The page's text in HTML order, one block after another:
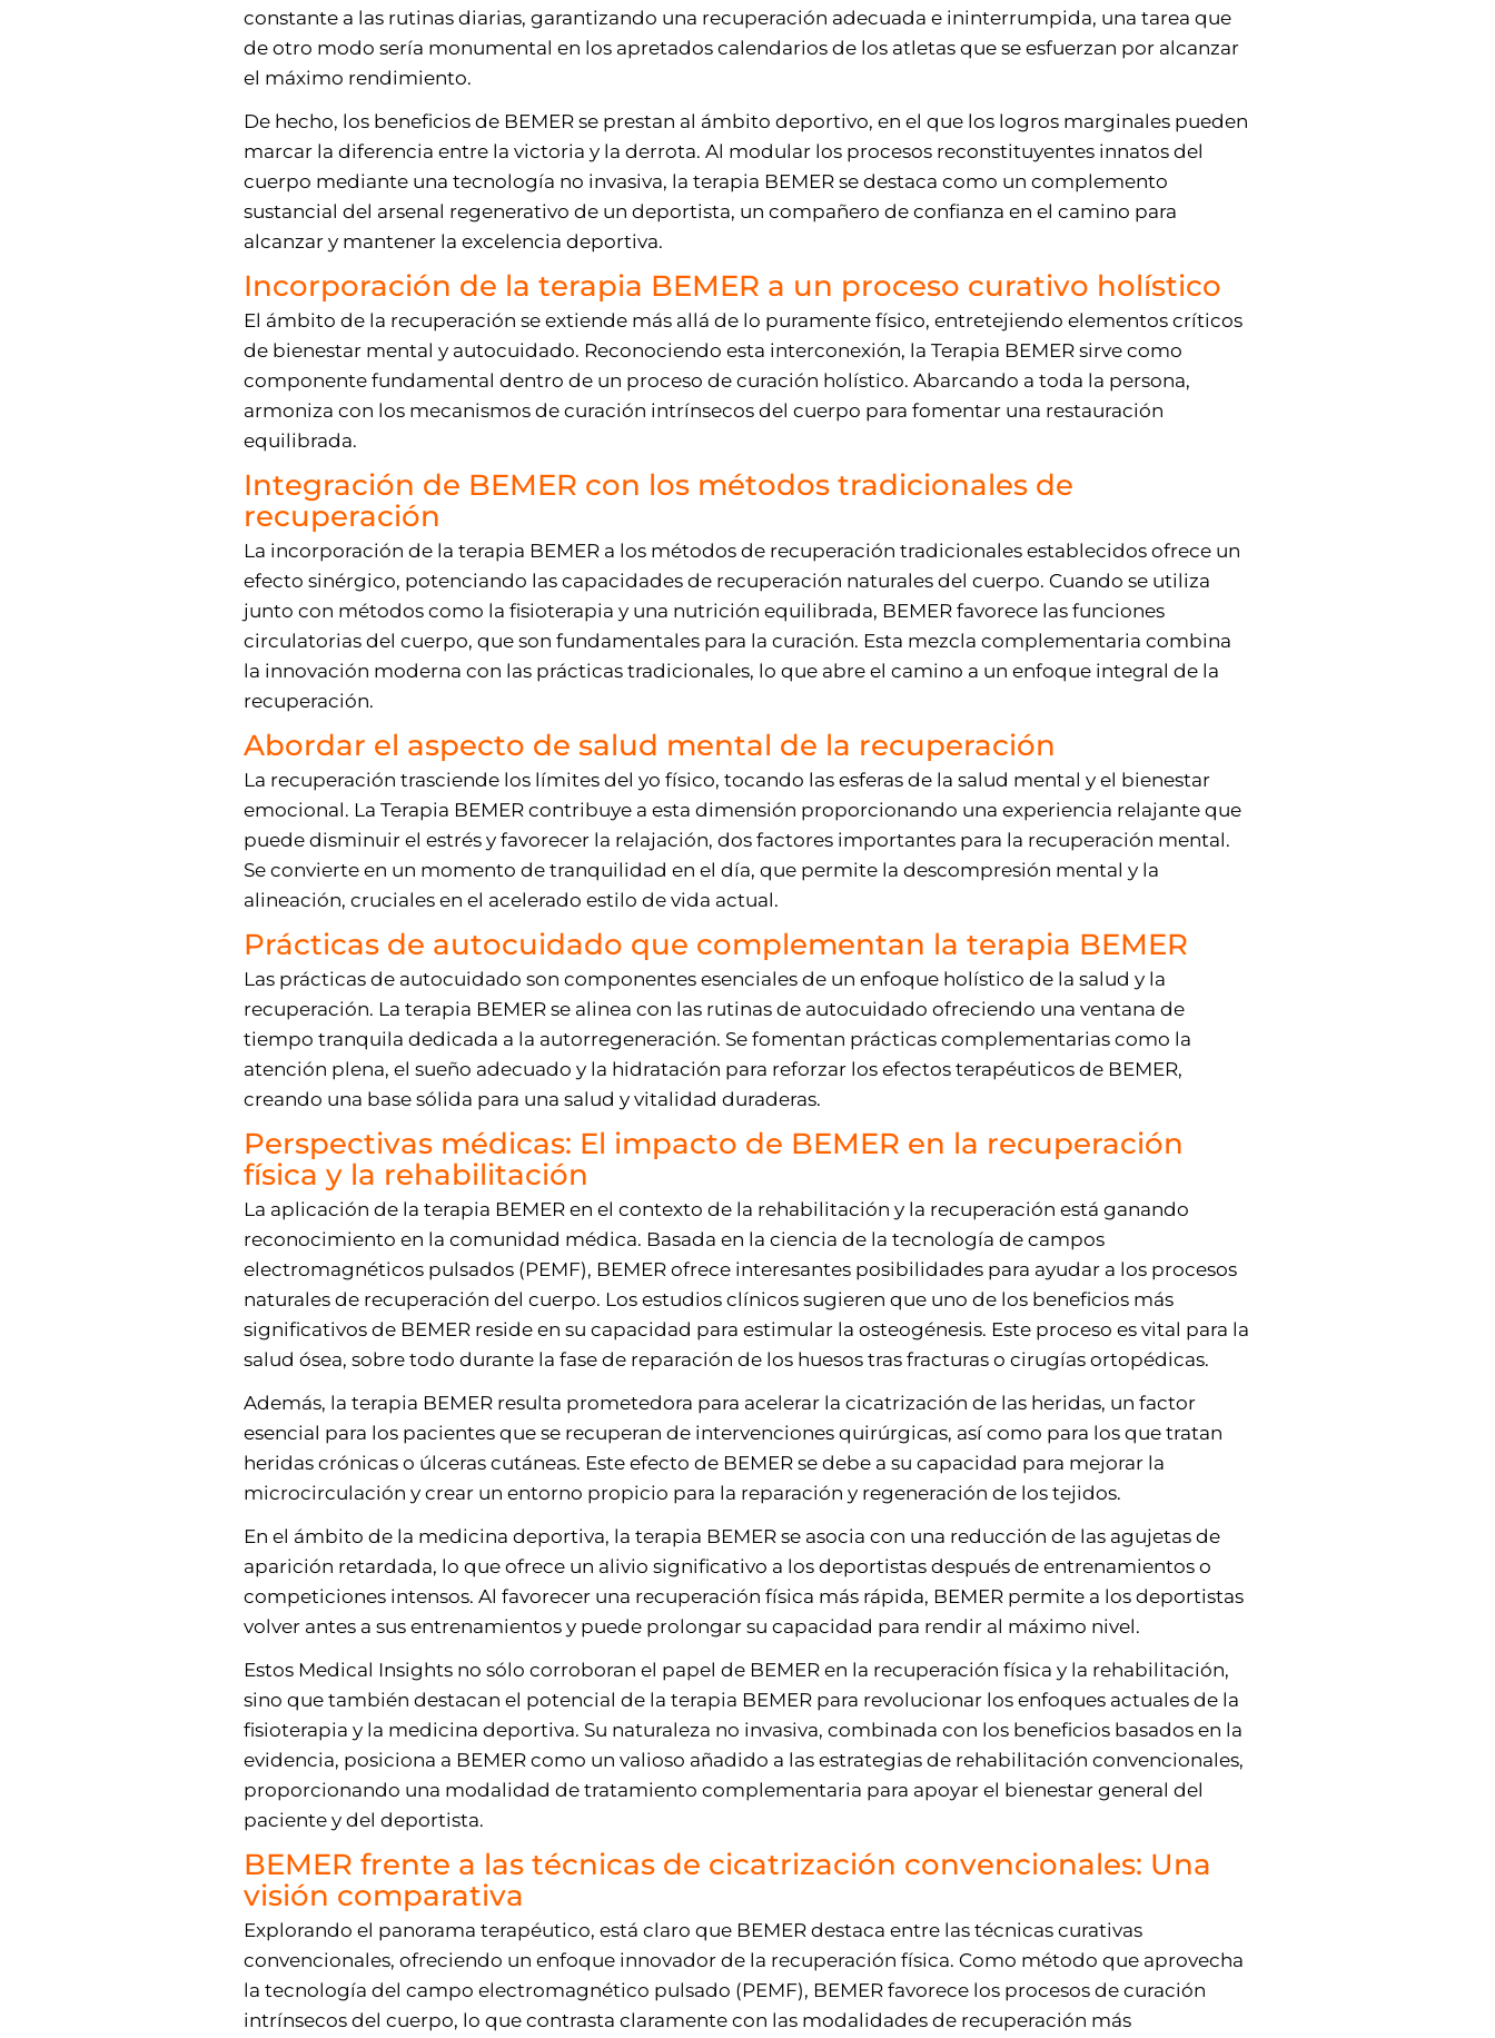
constante a las rutinas diarias, garantizando una recuperación adecuada e ininterrumpida, una tarea que
de otro modo sería monumental en los apretados calendarios de los atletas que se esfuerzan por alcanzar
el máximo rendimiento.
De hecho, los beneficios de BEMER se prestan al ámbito deportivo, en el que los logros marginales pueden
marcar la diferencia entre la victoria y la derrota. Al modular los procesos reconstituyentes innatos del
cuerpo mediante una tecnología no invasiva, la terapia BEMER se destaca como un complemento
sustancial del arsenal regenerativo de un deportista, un compañero de confianza en el camino para
alcanzar y mantener la excelencia deportiva.
Incorporación de la terapia BEMER a un proceso curativo holístico
El ámbito de la recuperación se extiende más allá de lo puramente físico, entretejiendo elementos críticos
de bienestar mental y autocuidado. Reconociendo esta interconexión, la Terapia BEMER sirve como
componente fundamental dentro de un proceso de curación holístico. Abarcando a toda la persona,
armoniza con los mecanismos de curación intrínsecos del cuerpo para fomentar una restauración
equilibrada.
Integración de BEMER con los métodos tradicionales de
recuperación
La incorporación de la terapia BEMER a los métodos de recuperación tradicionales establecidos ofrece un
efecto sinérgico, potenciando las capacidades de recuperación naturales del cuerpo. Cuando se utiliza
junto con métodos como la fisioterapia y una nutrición equilibrada, BEMER favorece las funciones
circulatorias del cuerpo, que son fundamentales para la curación. Esta mezcla complementaria combina
la innovación moderna con las prácticas tradicionales, lo que abre el camino a un enfoque integral de la
recuperación.
Abordar el aspecto de salud mental de la recuperación
La recuperación trasciende los límites del yo físico, tocando las esferas de la salud mental y el bienestar
emocional. La Terapia BEMER contribuye a esta dimensión proporcionando una experiencia relajante que
puede disminuir el estrés y favorecer la relajación, dos factores importantes para la recuperación mental.
Se convierte en un momento de tranquilidad en el día, que permite la descompresión mental y la
alineación, cruciales en el acelerado estilo de vida actual.
Prácticas de autocuidado que complementan la terapia BEMER
Las prácticas de autocuidado son componentes esenciales de un enfoque holístico de la salud y la
recuperación. La terapia BEMER se alinea con las rutinas de autocuidado ofreciendo una ventana de
tiempo tranquila dedicada a la autorregeneración. Se fomentan prácticas complementarias como la
atención plena, el sueño adecuado y la hidratación para reforzar los efectos terapéuticos de BEMER,
creando una base sólida para una salud y vitalidad duraderas.
Perspectivas médicas: El impacto de BEMER en la recuperación
física y la rehabilitación
La aplicación de la terapia BEMER en el contexto de la rehabilitación y la recuperación está ganando
reconocimiento en la comunidad médica. Basada en la ciencia de la tecnología de campos
electromagnéticos pulsados (PEMF), BEMER ofrece interesantes posibilidades para ayudar a los procesos
naturales de recuperación del cuerpo. Los estudios clínicos sugieren que uno de los beneficios más
significativos de BEMER reside en su capacidad para estimular la osteogénesis. Este proceso es vital para la
salud ósea, sobre todo durante la fase de reparación de los huesos tras fracturas o cirugías ortopédicas.
Además, la terapia BEMER resulta prometedora para acelerar la cicatrización de las heridas, un factor
esencial para los pacientes que se recuperan de intervenciones quirúrgicas, así como para los que tratan
heridas crónicas o úlceras cutáneas. Este efecto de BEMER se debe a su capacidad para mejorar la
microcirculación y crear un entorno propicio para la reparación y regeneración de los tejidos.
En el ámbito de la medicina deportiva, la terapia BEMER se asocia con una reducción de las agujetas de
aparición retardada, lo que ofrece un alivio significativo a los deportistas después de entrenamientos o
competiciones intensos. Al favorecer una recuperación física más rápida, BEMER permite a los deportistas
volver antes a sus entrenamientos y puede prolongar su capacidad para rendir al máximo nivel.
Estos Medical Insights no sólo corroboran el papel de BEMER en la recuperación física y la rehabilitación,
sino que también destacan el potencial de la terapia BEMER para revolucionar los enfoques actuales de la
fisioterapia y la medicina deportiva. Su naturaleza no invasiva, combinada con los beneficios basados en la
evidencia, posiciona a BEMER como un valioso añadido a las estrategias de rehabilitación convencionales,
proporcionando una modalidad de tratamiento complementaria para apoyar el bienestar general del
paciente y del deportista.
BEMER frente a las técnicas de cicatrización convencionales: Una
visión comparativa
Explorando el panorama terapéutico, está claro que BEMER destaca entre las técnicas curativas
convencionales, ofreciendo un enfoque innovador de la recuperación física. Como método que aprovecha
la tecnología del campo electromagnético pulsado (PEMF), BEMER favorece los procesos de curación
intrínsecos del cuerpo, lo que contrasta claramente con las modalidades de recuperación más